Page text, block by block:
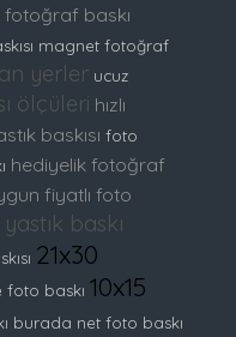
fotoğraf baskı
magnet fotoğraf
yerler ucuz
ölçüleri hızlı
baskısı foto
hediyelik fotoğraf
fiyatlı foto
yastık baskı
21x30
foto baskı 10x15
burada net foto baskı